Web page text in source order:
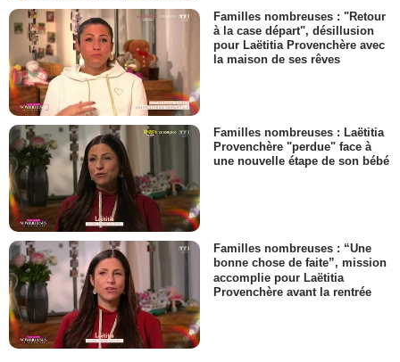
Familles nombreuses : "Retour
à la case départ", désillusion
pour Laëtitia Provenchère avec
la maison de ses rêves
Familles nombreuses : Laëtitia
Provenchère "perdue" face à
une nouvelle étape de son bébé
Familles nombreuses : “Une
bonne chose de faite”, mission
accomplie pour Laëtitia
Provenchère avant la rentrée